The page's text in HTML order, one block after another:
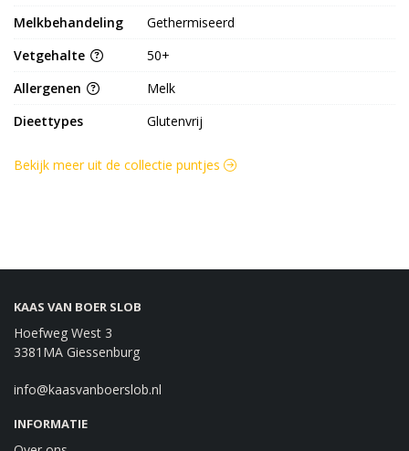
Melkbehandeling
Gethermiseerd
Vetgehalte
50+
Allergenen
Melk
Dieettypes
Glutenvrij
Bekijk meer uit de collectie puntjes
KAAS VAN BOER SLOB
Hoefweg West 3
3381MA Giessenburg
info@kaasvanboerslob.nl
INFORMATIE